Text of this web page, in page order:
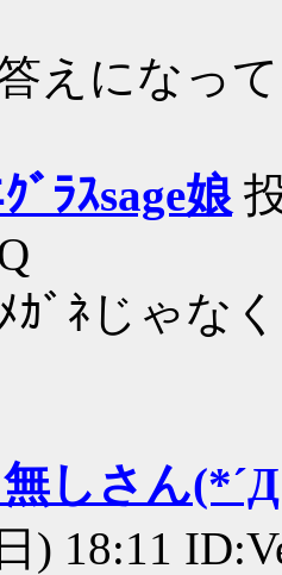
えになっ
ﾞﾗｽsage娘
ｶﾞﾈじゃな
しさん
) 18:11